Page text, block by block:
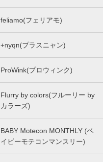
feliamo(フェリアモ)
+nyqn(プラスニャン)
ProWink(プロウィンク)
Flurry by colors(フルーリー by
カラーズ)
BABY Motecon MONTHLY (ベ
イビーモテコンマンスリー)